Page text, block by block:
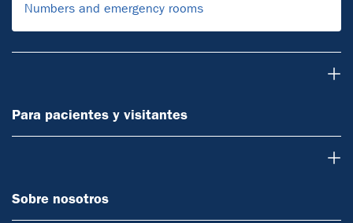
Numbers and emergency rooms
Para pacientes y visitantes
Sobre nosotros